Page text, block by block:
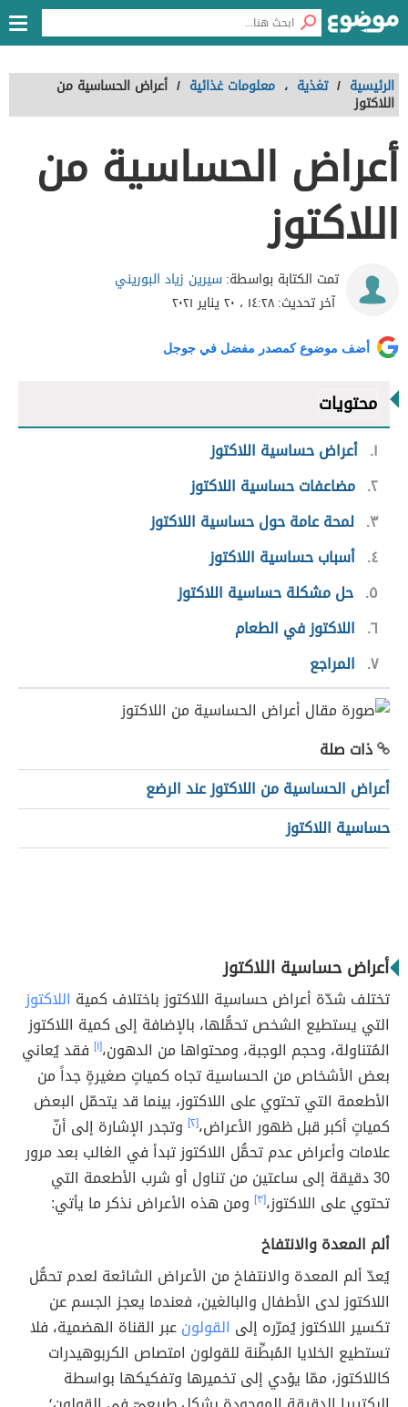
الرئيسية / تغذية ، معلومات غذائية / أعراض الحساسية من
اللاكتوز
أعراض الحساسية من
اللاكتوز
تمت الكتابة بواسطة:سيرين زياد البوريني
آخر تحديث:١٤:٢٨ ، ٢٠ يناير ٢٠٢١
أضف موضوع كمصدر مفضل في جوجل
محتويات
١ أعراض حساسية اللاكتوز
٢ مضاعفات حساسية اللاكتوز
٣ لمحة عامة حول حساسية اللاكتوز
٤ أسباب حساسية اللاكتوز
٥ حل مشكلة حساسية اللاكتوز
٦ اللاكتوز في الطعام
٧ المراجع
ذات صلة
أعراض الحساسية من اللاكتوز عند الرضع
حساسية اللاكتوز
أعراض حساسية اللاكتوز
تختلف شدّة أعراض حساسية اللاكتوز باختلاف كمية اللاكتوز
التي يستطيع الشخص تحمُّلها، بالإضافة إلى كمية اللاكتوز
المُتناولة، وحجم الوجبة، ومحتواها من الدهون،[١] فقد يُعاني
بعض الأشخاص من الحساسية تجاه كمياتٍ صغيرةٍ جداً من
الأطعمة التي تحتوي على اللاكتوز، بينما قد يتحمّل البعض
كمياتٍ أكبر قبل ظهور الأعراض،[٢]
وتجدر الإشارة إلى أنّ
علامات وأعراض عدم تحمُّل اللاكتوز تبدأ في الغالب بعد مرور
30 دقيقة إلى ساعتين من تناول أو شرب الأطعمة التي
تحتوي على اللاكتوز،[٣]
ومن هذه الأعراض نذكر ما يأتي:
ألم المعدة والانتفاخ
يُعدّ ألم المعدة والانتفاخ من الأعراض الشائعة لعدم تحمُّل
اللاكتوز لدى الأطفال والبالغين، فعندما يعجز الجسم عن
تكسير اللاكتوز يُمرّره إلى القولونعبر القناة الهضمية، فلا
تستطيع الخلايا المُبطِّنة للقولون امتصاص الكربوهيدرات
كاللاكتوز، ممّا يؤدي إلى تخميرها وتفكيكها بواسطة